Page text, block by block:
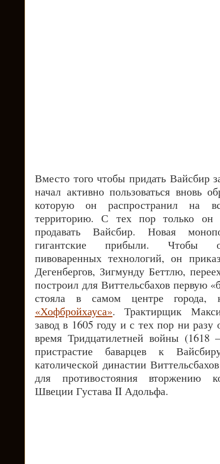
Вместо того чтобы придать Вайсбир
начал активно пользоваться вновь
которую он распространил на
территорию. С тех пор только он
продавать Вайсбир. Новая
гигантские прибыли. Чтобы
пивоваренных технологий, он
Дегенбергов, Зигмунду Беттлю,
построил для Виттельсбахов первую
стояла в самом центре города,
«Хофбройхауса». Трактирщик
завод в 1605 году и с тех пор ни
время Тридцатилетней войны (1618
пристрастие баварцев к
католической династии
для противостояния вторжению
Швеции Густава II Адольфа.